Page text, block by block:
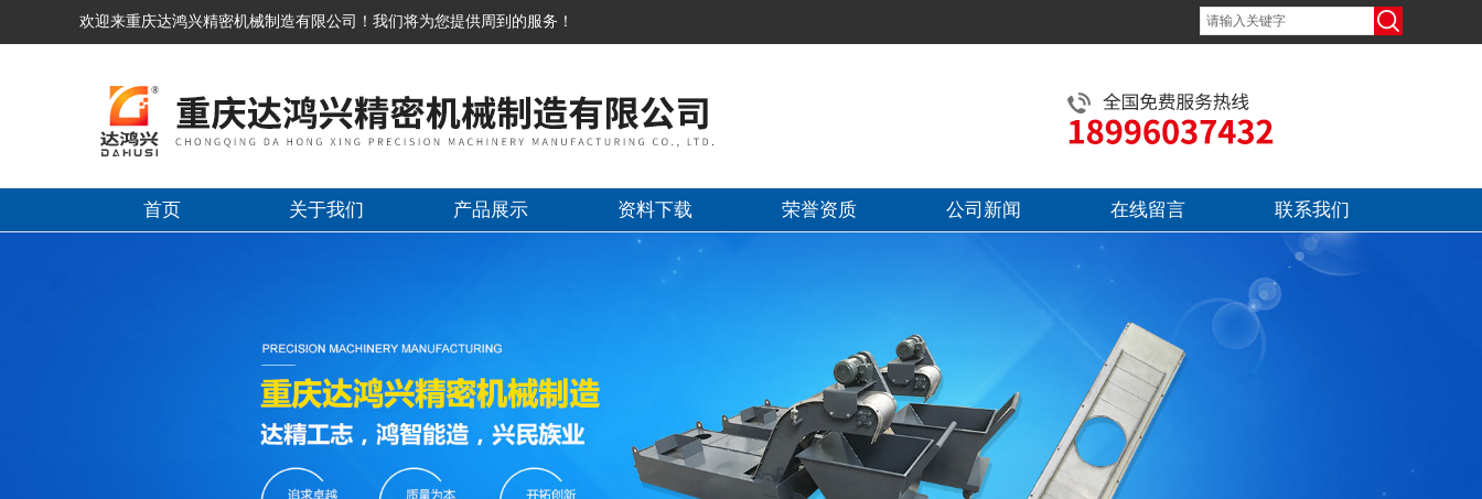
欢迎来重庆达鸿兴精密机械制造有限公司！我们将为您提供周到的服务！
首页 关于我们 产品展示 资料下载 荣誉资质 公司新闻 在线留言 联系我们